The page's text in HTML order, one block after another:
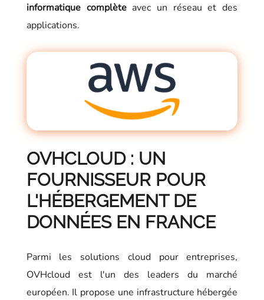
informatique complète avec un réseau et des
applications.
OVHCLOUD : UN
FOURNISSEUR POUR
L'HÉBERGEMENT DE
DONNÉES EN FRANCE
Parmi les solutions cloud pour entreprises,
OVHcloud est l'un des leaders du marché
européen. Il propose une infrastructure hébergée